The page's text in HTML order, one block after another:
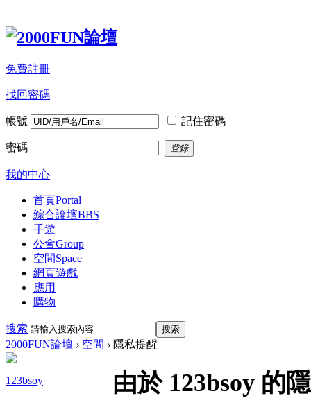
免費註冊
找回密碼
帳號 記住密碼
密碼 登錄
我的中心
首頁Portal
綜合論壇BBS
手遊
公會Group
空間Space
網頁遊戲
應用
購物
搜索 搜索
2000FUN論壇 › 空間 › 隱私提醒
123bsoy 由於 123bsoy 的